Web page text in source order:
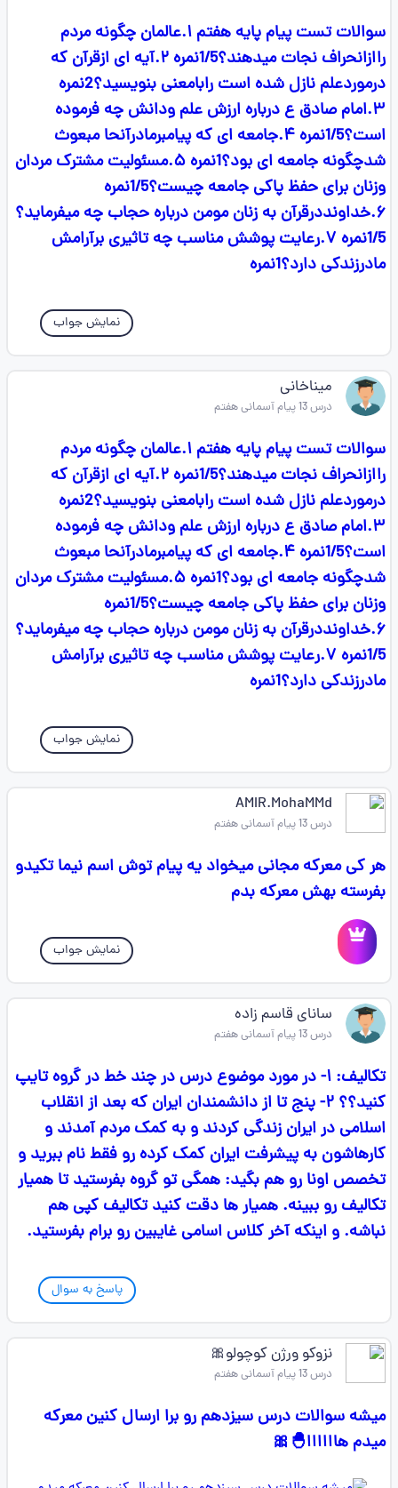
سوالات تست پیام پایه هفتم ۱.عالمان چگونه مردم
راازانحراف نجات میدهند؟1/5نمره ۲.آیه ای ازقرآن که
درموردعلم نازل شده است رابامعنی بنویسید؟2نمره
۳.امام صادق ع درباره ارزش علم ودانش چه فرموده
است؟1/5نمره ۴.جامعه ای که پیامبرمادرآنحا مبعوث
شدچگونه جامعه ای بود؟1نمره ۵.مسئولیت مشترک مردان
وزنان برای حفظ پاکی جامعه چیست؟1/5نمره
۶.خداونددرقرآن به زنان مومن درباره حجاب چه میفرماید؟
1/5نمره ۷.رعایت پوشش مناسب چه تاثیری برآرامش
مادرزندکی دارد؟1نمره
نمایش جواب
میناخانی
درس 13 پیام آسمانی هفتم
سوالات تست پیام پایه هفتم ۱.عالمان چگونه مردم
راازانحراف نجات میدهند؟1/5نمره ۲.آیه ای ازقرآن که
درموردعلم نازل شده است رابامعنی بنویسید؟2نمره
۳.امام صادق ع درباره ارزش علم ودانش چه فرموده
است؟1/5نمره ۴.جامعه ای که پیامبرمادرآنحا مبعوث
شدچگونه جامعه ای بود؟1نمره ۵.مسئولیت مشترک مردان
وزنان برای حفظ پاکی جامعه چیست؟1/5نمره
۶.خداونددرقرآن به زنان مومن درباره حجاب چه میفرماید؟
1/5نمره ۷.رعایت پوشش مناسب چه تاثیری برآرامش
مادرزندکی دارد؟1نمره
نمایش جواب
AMIR.MohaMMd
درس 13 پیام آسمانی هفتم
هر کی معرکه مجانی میخواد یه پیام توش اسم نیما تکیدو
بفرسته بهش معرکه بدم
نمایش جواب
سانای قاسم زاده
درس 13 پیام آسمانی هفتم
تکالیف: ۱- در مورد موضوع درس در چند خط در گروه تایپ
کنید؟؟ ۲- پنج تا از دانشمندان ایران که بعد از انقلاب
اسلامی در ایران زندگی کردند و به کمک مردم آمدند و
کارهاشون به پیشرفت ایران کمک کرده رو فقط نام ببرید و
تخصص اونا رو هم بگید: همگی تو گروه بفرستید تا همیار
تکالیف رو ببینه. همیار ها دقت کنید تکالیف کپی هم
نباشه. و اینکه آخر کلاس اسامی غایبین رو برام بفرستید.
پاسخ به سوال
نزوکو ورژن کوچولو🎀
درس 13 پیام آسمانی هفتم
میشه سوالات درس سیزدهم رو برا ارسال کنین معرکه
میدم هاااااا🐣🎀